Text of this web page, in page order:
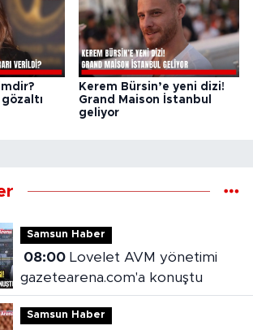
gözaltı
Kerem Bürsin’e yeni dizi!
Grand Maison İstanbul
geliyor
Samsun Haber
08:00Lovelet AVM yönetimi
gazetearena.com'a konuştu
Samsun Haber